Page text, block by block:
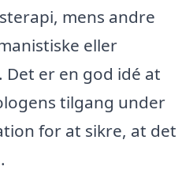
mens andre
eller
er en god idé at
tilgang under
for at sikre, at det